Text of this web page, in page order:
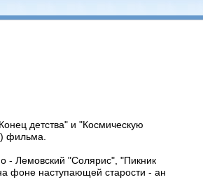
детства" и "Космическую
фильма.
- Лемовский "Солярис", "Пикник
фоне наступающей старости - ан